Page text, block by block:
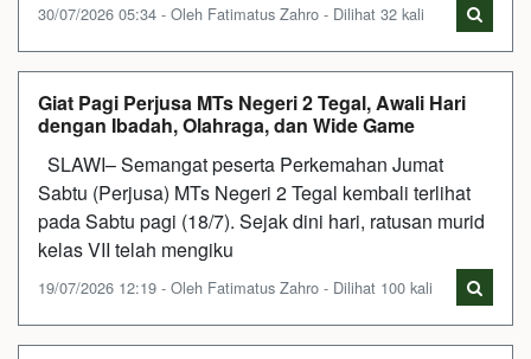
30/07/2026 05:34 - Oleh Fatimatus Zahro - Dilihat 32 kali
Giat Pagi Perjusa MTs Negeri 2 Tegal, Awali Hari
dengan Ibadah, Olahraga, dan Wide Game
SLAWI– Semangat peserta Perkemahan Jumat
Sabtu (Perjusa) MTs Negeri 2 Tegal kembali terlihat
pada Sabtu pagi (18/7). Sejak dini hari, ratusan murid
kelas VII telah mengiku
19/07/2026 12:19 - Oleh Fatimatus Zahro - Dilihat 100 kali